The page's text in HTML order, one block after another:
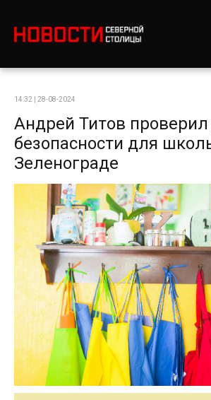
14:32 | 28-08-2024
Андрей Титов проверил
безопасности для
Зеленограде